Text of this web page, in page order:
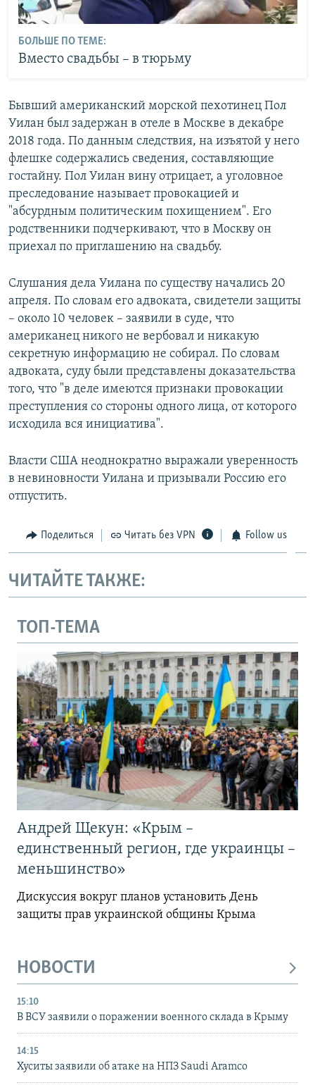
БОЛЬШЕ ПО ТЕМЕ:
Вместо свадьбы – в тюрьму
Бывший американский морской пехотинец Пол
Уилан был задержан в отеле в Москве в декабре
2018 года. По данным следствия, на изъятой у него
флешке содержались сведения, составляющие
гостайну. Пол Уилан вину отрицает, а уголовное
преследование называет провокацией и
"абсурдным политическим похищением". Его
родственники подчеркивают, что в Москву он
приехал по приглашению на свадьбу.
Слушания дела Уилана по существу начались 20
апреля. По словам его адвоката, свидетели защиты
– около 10 человек – заявили в суде, что
американец никого не вербовал и никакую
секретную информацию не собирал. По словам
адвоката, суду были представлены доказательства
того, что "в деле имеются признаки провокации
преступления со стороны одного лица, от которого
исходила вся инициатива".
Власти США неоднократно выражали уверенность
в невиновности Уилана и призывали Россию его
отпустить.
Поделиться Читать без VPN Follow us
ЧИТАЙТЕ ТАКЖЕ:
ТОП-ТЕМА
Андрей Щекун: «Крым –
единственный регион, где украинцы –
меньшинство»
Дискуссия вокруг планов установить День
защиты прав украинской общины Крыма
НОВОСТИ
15:10
В ВСУ заявили о поражении военного склада в Крыму
14:15
Хуситы заявили об атаке на НПЗ Saudi Aramco